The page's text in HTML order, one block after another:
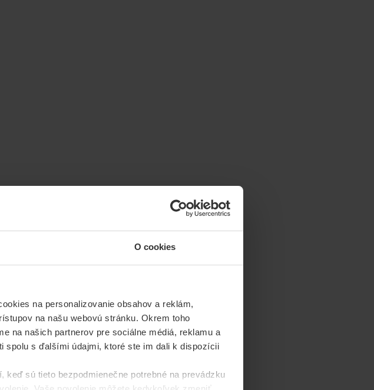
O cookies
na personalizovanie obsahov a reklám,
na našu webovú stránku. Okrem toho
na našich partnerov pre sociálne médiá, reklamu a
spolu s ďalšími údajmi, ktoré ste im dali k dispozícii
sú tieto bezpodmienečne potrebné na prevádzku